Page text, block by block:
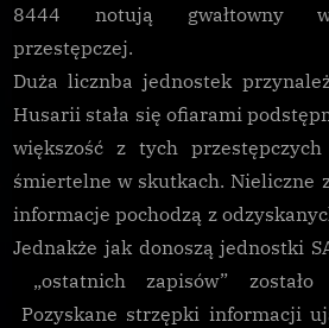
8444 notują gwałtowny
przestępczej.
Duża licznba jednostek
Husarii stała się ofiarami
większość z tych
śmiertelne w skutkach. Nieliczne
informacje pochodzą z
Jednakże jak donoszą jednostki
„ostatnich zapisów” zostało
Pozyskane strzępki informacji